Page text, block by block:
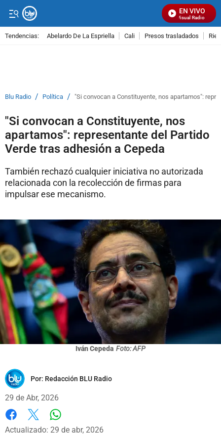
EN VIVO
Señal Visual Radio
Tendencias: Abelardo De La Espriella Cali Presos trasladados
Blu Radio / Política / "Si convocan a Constituyente, nos apartamos":
"Si convocan a Constituyente, nos
apartamos": representante del Partido
Verde tras adhesión a Cepeda
También rechazó cualquier iniciativa no autorizada
relacionada con la recolección de firmas para
impulsar ese mecanismo.
Iván Cepeda Foto: AFP
Por: Redacción BLU Radio
29 de Abr, 2026
Facebook
X
Actualizado: 29 de abr, 2026